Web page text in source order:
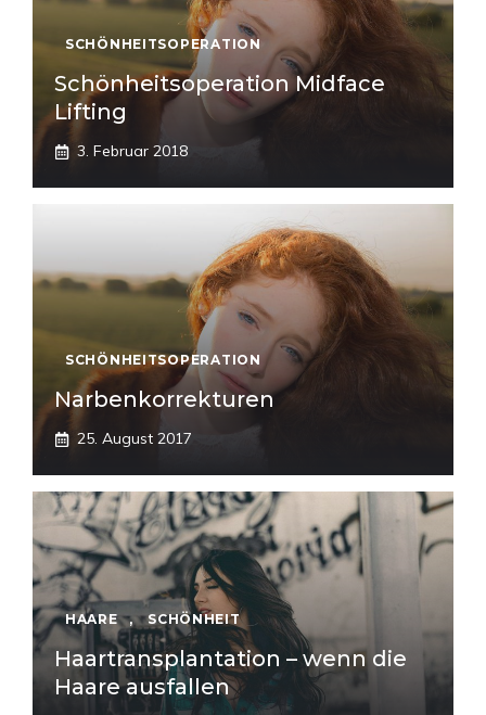
SCHÖNHEITSOPERATION
Schönheitsoperation Midface
Lifting
3. Februar 2018
SCHÖNHEITSOPERATION
Narbenkorrekturen
25. August 2017
HAARE , SCHÖNHEIT
Haartransplantation – wenn die
Haare ausfallen